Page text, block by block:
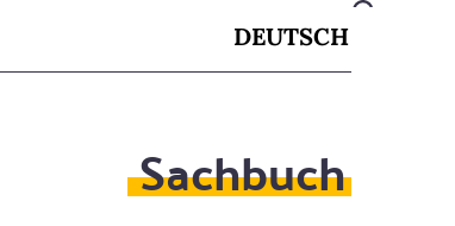
DEUTSCH
Sachbuch